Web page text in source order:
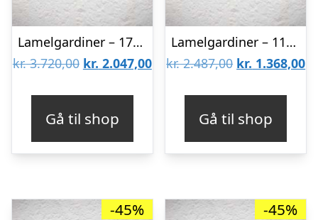
Lamelgardiner – 170×220 – Beige
kr.3.720,00 Den
kr. 3.720,00.
kr. 2.047,00Den
kr. 2.047,00.
Gå til shop
Lamelgardiner – 110×170 – Beige
kr.2.487,00 Den
kr. 2.487,00.
kr. 1.368,00
Gå til shop
-45% -45%